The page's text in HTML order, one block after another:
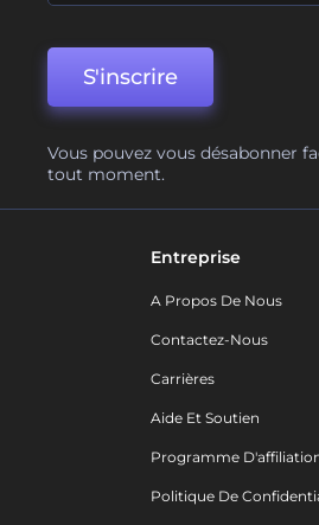
S'inscrire
Vous pouvez vous désabonner
tout moment.
Entreprise
A Propos De Nous
Contactez-Nous
Carrières
Aide Et Soutien
Programme
Politique De